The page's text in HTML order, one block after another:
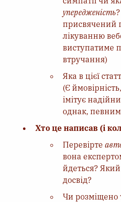
упередженість
присвячений
лікуванню
виступатиме
втручання)
Яка в цієї
(Є
імітує
однак,
Хто це написав (і
Перевірте
вона
йдеться?
досвід?
Чи розміщено